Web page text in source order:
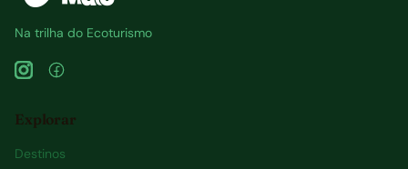
Na trilha do Ecoturismo
Explorar
Destinos